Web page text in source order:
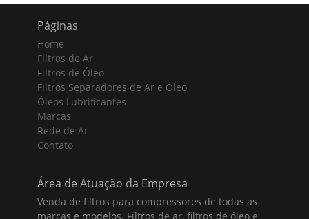
Páginas
Home
Filtros de Ar
Filtros de Óleo
Filtros Separadores de Ar e Óleo
Óleos Lubrificantes
Marcas
Rede de Ar
Contato
Área de Atuação da Empresa
Venda de filtros para compressores de todas as
marcas e modelos. Filtros de ar, filtros de óleo e